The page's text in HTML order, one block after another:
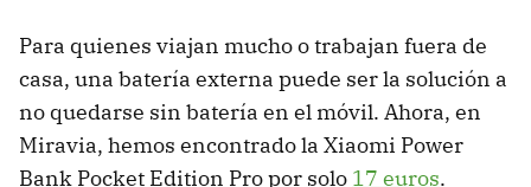
Para quienes viajan mucho o trabajan fuera de
casa, una batería externa puede ser la solución a
no quedarse sin batería en el móvil. Ahora, en
Miravia, hemos encontrado la Xiaomi Power
Bank Pocket Edition Pro por solo 17 euros.